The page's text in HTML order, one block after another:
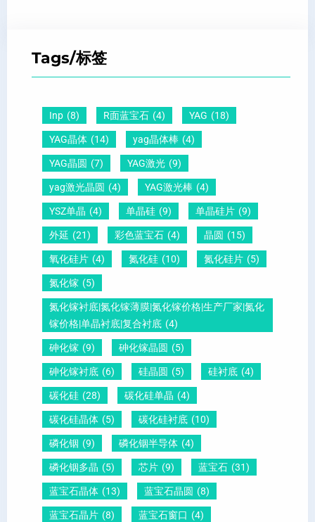
）
因
？
给
你
说
明
晶
向
1
1
0
怎
？
晶
Tags/标签
Inp (8) R面蓝宝石 (4) YAG (18)
YAG晶体 (14) yag晶体棒 (4)
YAG晶圆 (7) YAG激光 (9)
yag激光晶圆 (4) YAG激光棒 (4)
YSZ单晶 (4) 单晶硅 (9) 单晶硅片 (9)
外延 (21) 彩色蓝宝石 (4) 晶圆 (15)
氧化硅片 (4) 氮化硅 (10) 氮化硅片 (5)
氮化镓 (5)
氮化镓衬底|氮化镓薄膜|氮化镓价格|生产厂家|氮化
镓价格|单晶衬底|复合衬底 (4)
砷化镓 (9) 砷化镓晶圆 (5)
砷化镓衬底 (6) 硅晶圆 (5) 硅衬底 (4)
碳化硅 (28) 碳化硅单晶 (4)
碳化硅晶体 (5) 碳化硅衬底 (10)
磷化铟 (9) 磷化铟半导体 (4)
磷化铟多晶 (5) 芯片 (9) 蓝宝石 (31)
蓝宝石晶体 (13) 蓝宝石晶圆 (8)
蓝宝石晶片 (8) 蓝宝石窗口 (4)